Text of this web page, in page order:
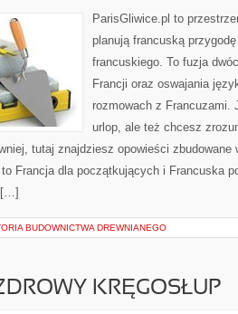
ParisGliwice.pl to
planują francuską
francuskiego. To fuzja
Francji oraz oswajania
rozmowach z Francuzami.
urlop, ale też chcesz
tutaj znajdziesz opowieści zbudowane
Francja dla początkujących i Francuska
[…]
BUDOWNICTWA DREWNIANEGO
KRĘGOSŁUP